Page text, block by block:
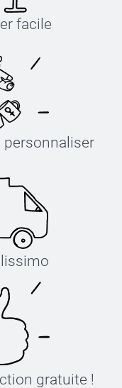
facile
personnaliser
gratuite !